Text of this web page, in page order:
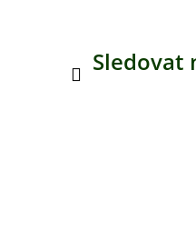
Sledovat